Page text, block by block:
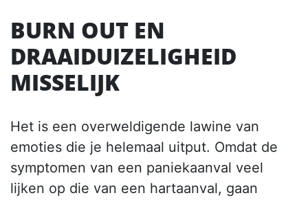
BURN OUT EN
DRAAIDUIZELIGHEID
MISSELIJK
Het is een overweldigende lawine van
emoties die je helemaal uitput. Omdat de
symptomen van een paniekaanval veel
lijken op die van een hartaanval, gaan